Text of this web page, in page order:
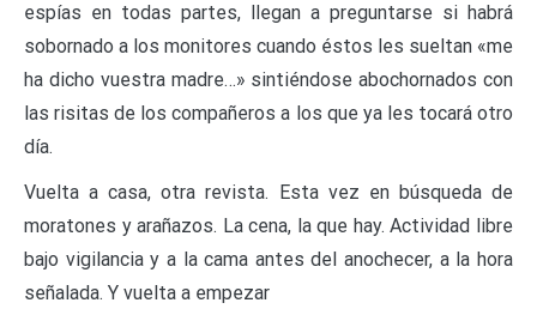
espías en todas partes, llegan a preguntarse si habrá
sobornado a los monitores cuando éstos les sueltan «me
ha dicho vuestra madre…» sintiéndose abochornados con
las risitas de los compañeros a los que ya les tocará otro
día.
Vuelta a casa, otra revista. Esta vez en búsqueda de
moratones y arañazos. La cena, la que hay. Actividad libre
bajo vigilancia y a la cama antes del anochecer, a la hora
señalada. Y vuelta a empezar